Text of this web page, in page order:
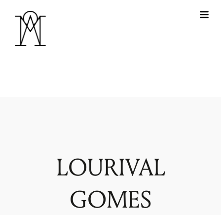
LOURIVAL
GOMES